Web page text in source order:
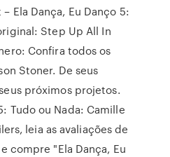
Ela Dança, Eu Danço 5:
Step Up All In
Confira todos os
Stoner. De seus
próximos projetos.
Tudo ou Nada: Camille
leia as avaliações de
compre "Ela Dança, Eu